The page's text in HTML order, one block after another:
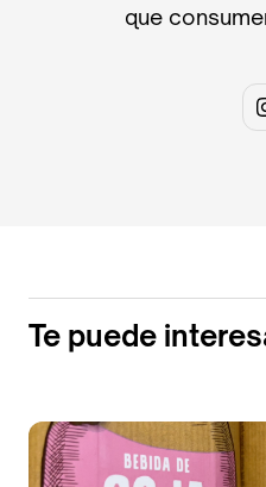
que
Te puede